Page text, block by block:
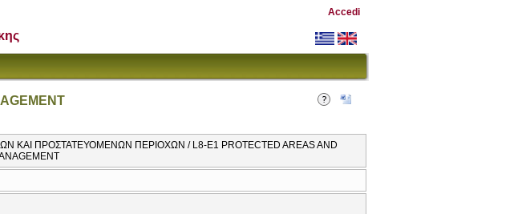
Accedi
ΚΑΙ ΠΡΟΣΤΑΤΕΥΟΜΕΝΩΝ ΠΕΡΙΟΧΩΝ / L8-E1 PROTECTED AREAS AND